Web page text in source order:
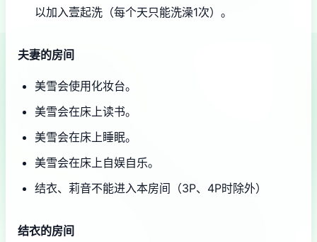
以加入壹起洗（每个天只能洗澡1次）。
夫妻的房间
美雪会使用化妆台。
美雪会在床上读书。
美雪会在床上睡眠。
美雪会在床上自娱自乐。
结衣、莉音不能进入本房间（3P、4P时除外）
结衣的房间